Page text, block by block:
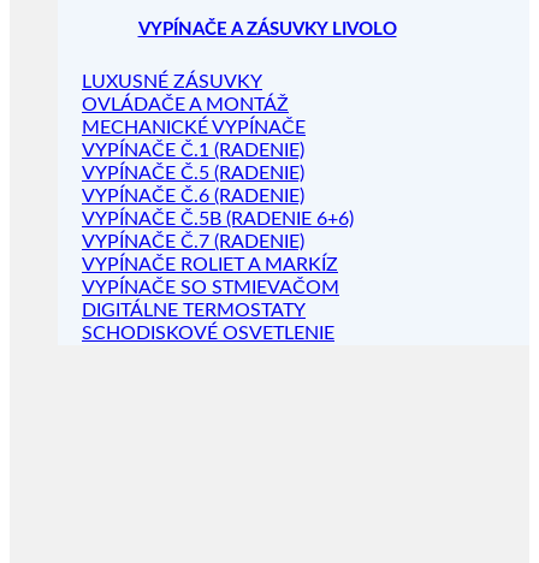
VYPÍNAČE A ZÁSUVKY LIVOLO
LUXUSNÉ ZÁSUVKY
OVLÁDAČE A MONTÁŽ
MECHANICKÉ VYPÍNAČE
VYPÍNAČE Č.1 (RADENIE)
VYPÍNAČE Č.5 (RADENIE)
VYPÍNAČE Č.6 (RADENIE)
VYPÍNAČE Č.5B (RADENIE 6+6)
VYPÍNAČE Č.7 (RADENIE)
VYPÍNAČE ROLIET A MARKÍZ
VYPÍNAČE SO STMIEVAČOM
DIGITÁLNE TERMOSTATY
SCHODISKOVÉ OSVETLENIE